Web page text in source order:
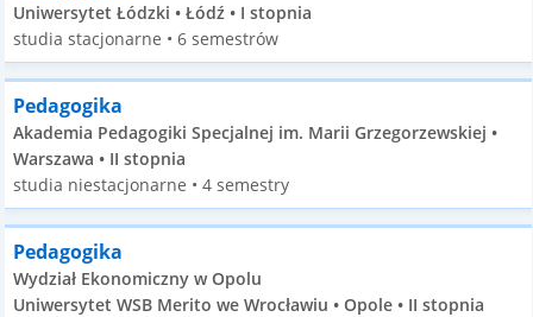
Uniwersytet Łódzki • Łódź • I stopnia
studia stacjonarne • 6 semestrów
Pedagogika
Akademia Pedagogiki Specjalnej im. Marii Grzegorzewskiej •
Warszawa • II stopnia
studia niestacjonarne • 4 semestry
Pedagogika
Wydział Ekonomiczny w Opolu
Uniwersytet WSB Merito we Wrocławiu • Opole • II stopnia